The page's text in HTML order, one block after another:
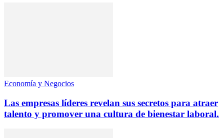
Economía y Negocios
Las empresas líderes revelan sus secretos para atraer
talento y promover una cultura de bienestar laboral.